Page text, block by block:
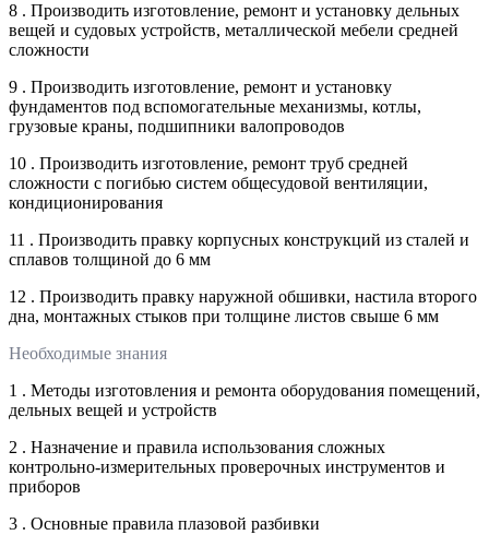
8 . Производить изготовление, ремонт и установку дельных
вещей и судовых устройств, металлической мебели средней
сложности
9 . Производить изготовление, ремонт и установку
фундаментов под вспомогательные механизмы, котлы,
грузовые краны, подшипники валопроводов
10 . Производить изготовление, ремонт труб средней
сложности с погибью систем общесудовой вентиляции,
кондиционирования
11 . Производить правку корпусных конструкций из сталей и
сплавов толщиной до 6 мм
12 . Производить правку наружной обшивки, настила второго
дна, монтажных стыков при толщине листов свыше 6 мм
Необходимые знания
1 . Методы изготовления и ремонта оборудования помещений,
дельных вещей и устройств
2 . Назначение и правила использования сложных
контрольно-измерительных проверочных инструментов и
приборов
3 . Основные правила плазовой разбивки